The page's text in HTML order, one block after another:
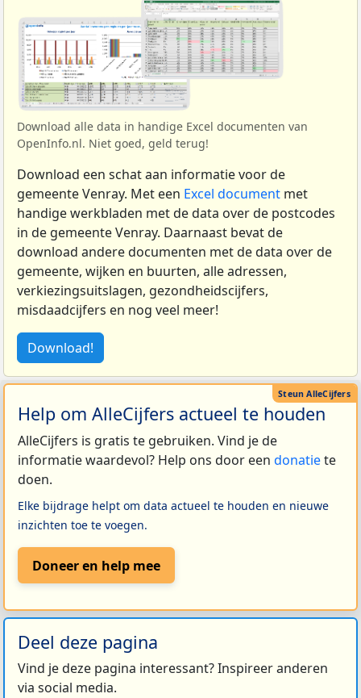
Download alle data in handige Excel documenten van
OpenInfo.nl. Niet goed, geld terug!
Download een schat aan informatie voor de
gemeente Venray. Met een Excel document met
handige werkbladen met de data over de postcodes
in de gemeente Venray. Daarnaast bevat de
download andere documenten met de data over de
gemeente, wijken en buurten, alle adressen,
verkiezingsuitslagen, gezondheidscijfers,
misdaadcijfers en nog veel meer!
Download!
Help om AlleCijfers actueel te houden
AlleCijfers is gratis te gebruiken. Vind je de
informatie waardevol? Help ons door een donatiete
doen.
Elke bijdrage helpt om data actueel te houden en nieuwe
inzichten toe te voegen.
Doneer en help mee
Deel deze pagina
Vind je deze pagina interessant? Inspireer anderen
via social media.